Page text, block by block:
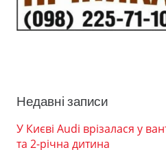
Недавні записи
У Києві Audi врізалася у
та 2-річна дитина